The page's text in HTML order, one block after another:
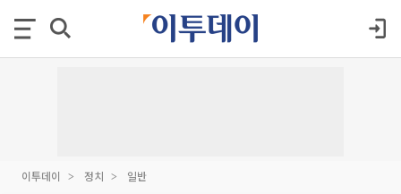
이투데이 정치 일반